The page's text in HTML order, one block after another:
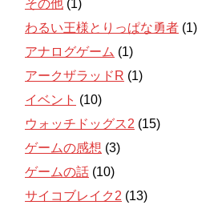
その他 (1)
わるい王様とりっぱな勇者 (1)
アナログゲーム (1)
アークザラッドR (1)
イベント (10)
ウォッチドッグス2 (15)
ゲームの感想 (3)
ゲームの話 (10)
サイコブレイク2 (13)